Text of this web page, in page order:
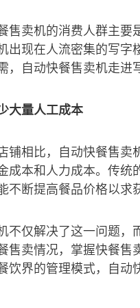
售卖机的消费人群主
出现在人流密集的写
，自动快餐售卖机走进
大量人工成本
铺相比，自动快餐售
成本和人力成本。传
不断提高餐品价格以求
不仅解决了这一问题
售卖情况，掌握快餐
饮界的管理模式，自